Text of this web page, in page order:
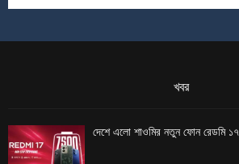
খবর
দেশে এলো শাওমির নতুন ফোন রেডমি ১৭